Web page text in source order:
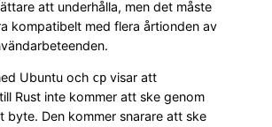
att underhålla, men det måste
kompatibelt med flera årtionden av
Ubuntu och cp visar att
Rust inte kommer att ske genom
byte. Den kommer snarare att ske